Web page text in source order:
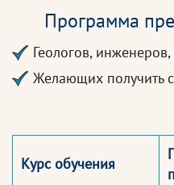
Программа
Геологов,
Желающих получить
Курс обучения